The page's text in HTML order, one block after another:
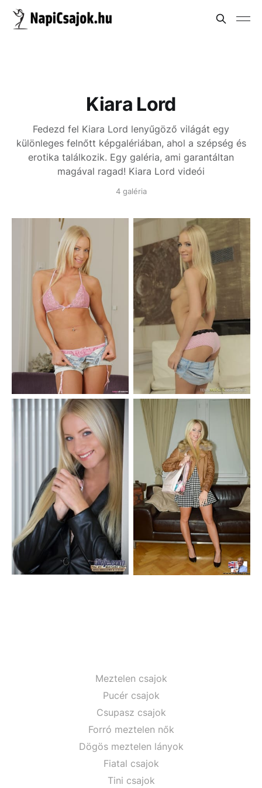
Kiara Lord
Fedezd fel Kiara Lord lenyűgöző világát egy
különleges felnőtt képgalériában, ahol a szépség és
erotika találkozik. Egy galéria, ami garantáltan
magával ragad! Kiara Lord videói
4 galéria
Meztelen csajok
Pucér csajok
Csupasz csajok
Forró meztelen nők
Dögös meztelen lányok
Fiatal csajok
Tini csajok